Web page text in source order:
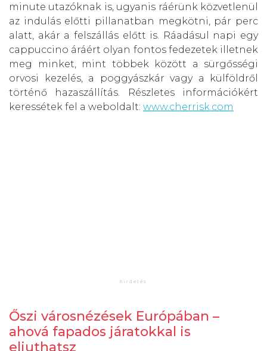
minute utazóknak is, ugyanis ráérünk közvetlenül
az indulás előtti pillanatban megkötni, pár perc
alatt, akár a felszállás előtt is. Ráadásul napi egy
cappuccino áráért olyan fontos fedezetek illetnek
meg minket, mint többek között a sürgősségi
orvosi kezelés, a poggyászkár vagy a külföldről
történő hazaszállítás. Részletes információkért
keressétek fel a weboldalt: www.cherrisk.com
Őszi városnézések Európában –
ahová fapados járatokkal is
eljuthatsz